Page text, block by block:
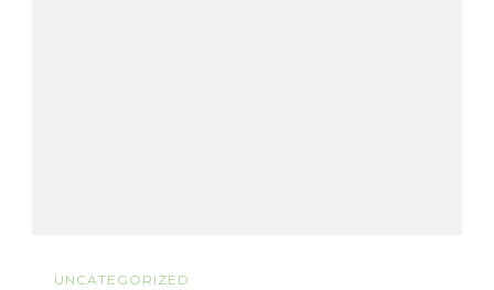
UNCATEGORIZED